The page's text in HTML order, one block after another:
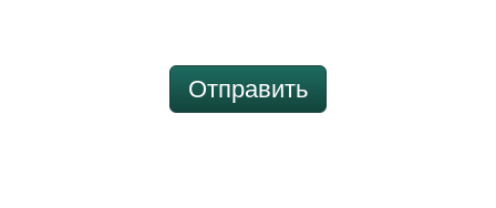
Отправить